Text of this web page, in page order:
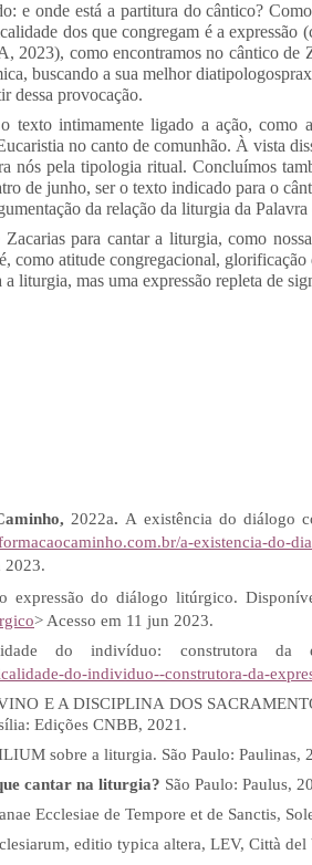
e onde está a partitura do cântico?
dos que congregam é a expressão
2023), como encontramos no cântico de
buscando a sua melhor
dessa provocação.
texto intimamente ligado a ação, como
no canto de comunhão. À vista
nós pela tipologia ritual. Concluímos
de junho, ser o texto indicado para o
da relação da liturgia da
para cantar a liturgia, como
como atitude congregacional,
liturgia, mas uma expressão repleta de
2022a.A existência do diálogo
a-existencia-do-
2023.
expressão do diálogo litúrgico.
> Acesso em 11 jun 2023.
do indivíduo: construtora da
do-individuo--construtora-da-
E A DISCIPLINA DOS
Edições CNBB, 2021.
sobre a liturgia. São Paulo: Paulinas,
cantar na liturgia? São Paulo: Paulus,
Ecclesiae de Tempore et de Sanctis,
editio typica altera, LEV, Città del